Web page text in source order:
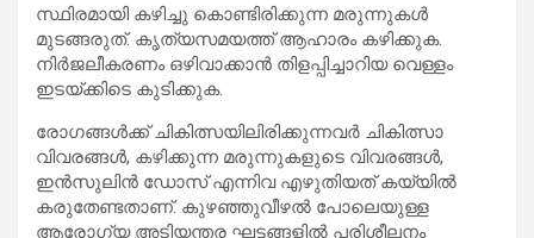
സ്ഥിരമായി കഴിച്ചു കൊണ്ടിരിക്കുന്ന മരുന്നുകൾ
മുടങ്ങരുത്. കൃത്യസമയത്ത് ആഹാരം കഴിക്കുക.
നിർജലീകരണം ഒഴിവാക്കാൻ തിളപ്പിച്ചാറിയ വെള്ളം
ഇടയ്ക്കിടെ കുടിക്കുക.
രോഗങ്ങൾക്ക് ചികിത്സയിലിരിക്കുന്നവർ ചികിത്സാ
വിവരങ്ങൾ, കഴിക്കുന്ന മരുന്നുകളുടെ വിവരങ്ങൾ,
ഇൻസുലിൻ ഡോസ് എന്നിവ എഴുതിയത് കയ്യിൽ
കരുതേണ്ടതാണ്. കുഴഞ്ഞുവീഴൽ പോലെയുള്ള
ആരോഗ്യ അടിയന്തര ഘട്ടങ്ങളിൽ പരിശീലനം